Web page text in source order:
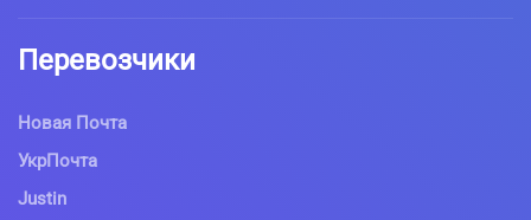
Перевозчики
Новая Почта
УкрПочта
Justin